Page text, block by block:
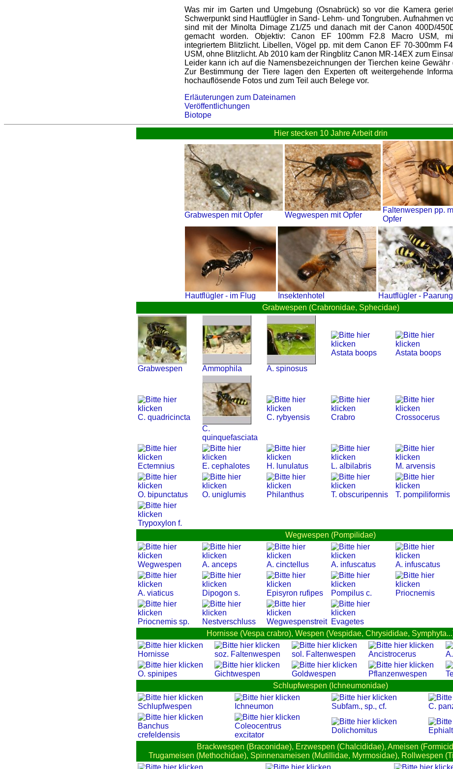
Was mir im Garten und Umgebung (Osnabrück) so vor die Kamera
Schwerpunkt sind Hautflügler in Sand- Lehm- und Tongruben. Aufnahmen
sind mit der Minolta Dimage Z1/Z5 und danach mit der Canon 400D/
gemacht worden. Objektiv: Canon EF 100mm F2.8 Macro USM,
integriertem Blitzlicht. Libellen, Vögel pp. mit dem Canon EF 70-300mm
USM, ohne Blitzlicht. Ab 2010 kam der Ringblitz Canon MR-14EX zum
Leider kann ich auf die Namensbezeichnungen der Tierchen keine Gewähr
Zur Bestimmung der Tiere lagen den Experten oft weitergehende
hochauflösende Fotos und zum Teil auch Belege vor.
Erläuterungen zum Dateinamen
Veröffentlichungen
Biotope
Hier stecken 10 Jahre Arbeit drin
Grabwespen mit Opfer Wegwespen mit Opfer
Faltenwespen pp.
Opfer
Hautflügler - im Flug Insektenhotel
Hautflügler -
Grabwespen (Crabronidae, Sphecidae)
Grabwespen Ammophila A. spinosus
Astata boops Astata boops
C. quadricincta
C.
quinquefasciata
C. rybyensis Crabro Crossocerus
Ectemnius E. cephalotes H. lunulatus L. albilabris M. arvensis
O. bipunctatus O. uniglumis Philanthus T. obscuripennis T. pompiliformis
Trypoxylon f.
Wegwespen (Pompilidae)
Wegwespen A. anceps A. cinctellus A. infuscatus A. infuscatus
A. viaticus Dipogon s. Episyron rufipes Pompilus c. Priocnemis
Priocnemis sp. Nestverschluss Wegwespenstreit Evagetes
Hornisse (Vespa crabro), Wespen (Vespidae, Chrysididae,
Hornisse soz. Faltenwespen sol. Faltenwespen Ancistrocerus
O. spinipes Gichtwespen Goldwespen Pflanzenwespen
Schlupfwespen (Ichneumonidae)
Schlupfwespen Ichneumon Subfam., sp., cf. C.
Banchus
crefeldensis
Coleocentrus
excitator
Dolichomitus
Brackwespen (Braconidae), Erzwespen (Chalcididae), Ameisen
Trugameisen (Methochidae), Spinnenameisen (Mutillidae, Myrmosidae), Rollwespen